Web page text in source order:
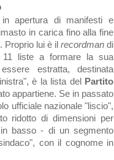
in apertura di manifesti e
in carica fino alla fine
. Proprio lui è il recordmandi
11 liste a formare la sua
estratta, destinata
è la lista del
Partito
appartiene. Se in passato
ufficiale nazionale "liscio",
ridotto di dimensioni per
basso - di un segmento
con il cognome in